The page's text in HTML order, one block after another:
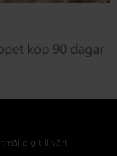
dig till vårt